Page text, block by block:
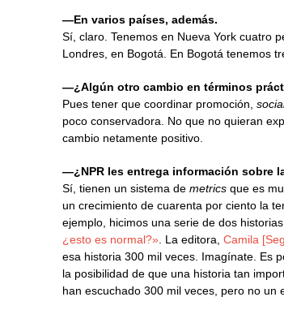
—En varios países, además.
Sí, claro. Tenemos en Nueva York cuatro
Londres, en Bogotá. En Bogotá tenemos
—¿Algún otro cambio en términos
Pues tener que coordinar promoción,
poco conservadora. No que no quieran
cambio netamente positivo.
—¿NPR les entrega información sobre
Sí, tienen un sistema demetrics que es
un crecimiento de cuarenta por ciento la
ejemplo, hicimos una serie de dos
¿esto es normal?». La editora,Camila
esa historia 300 mil veces. Imagínate. Es
la posibilidad de que una historia tan
han escuchado 300 mil veces, pero no un